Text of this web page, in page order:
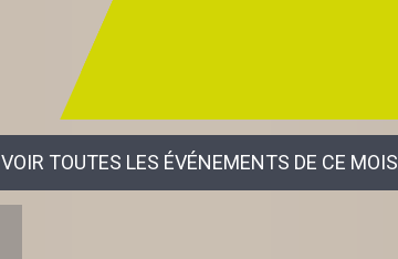
VOIR TOUTES LES ÉVÉNEMENTS DE CE MOIS